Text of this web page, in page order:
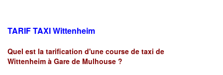
TARIF TAXI Wittenheim
Quel est la tarification d'une course de taxi de
Wittenheim à Gare de Mulhouse ?